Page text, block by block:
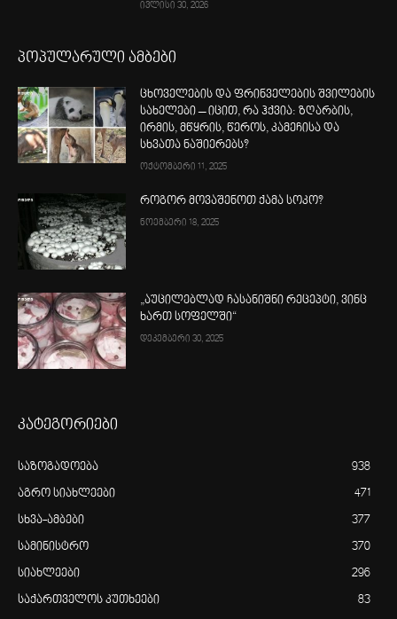
ივლისი 30, 2026
პოპულარული ამბები
ცხოველების და ფრინველების შვილების
სახელები – იცით, რა ჰქვია: ზღარბის,
ირმის, მწყრის, წეროს, კამეჩისა და
სხვათა ნაშიერებს?
ოქტომბერი 11, 2025
როგორ მოვაშენოთ ქამა სოკო?
ნოემბერი 18, 2025
„აუცილებლად ჩასანიშნი რეცეპტი, ვინც
ხართ სოფელში“
დეკემბერი 30, 2025
კატეგორიები
საზოგადოება 938
აგრო სიახლეები 471
სხვა-ამბები 377
სამინისტრო 370
სიახლეები 296
საქართველოს კუთხეები 83